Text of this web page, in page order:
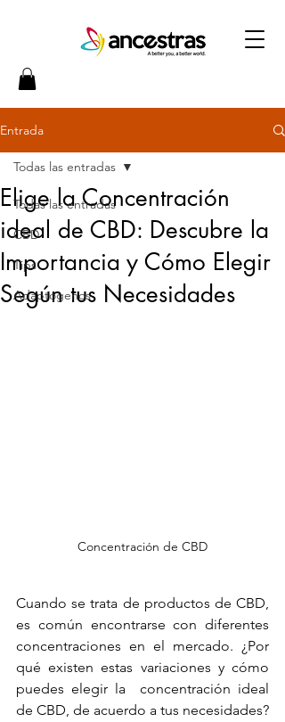
Entrada
Todas las entradas
CBD
Tips
Adaptógenos
Todas las entradas
Elige la Concentración
ideal de CBD: Descubre la
Importancia y Cómo Elegir
Según tus Necesidades
Concentración de CBD
Cuando se trata de productos de CBD,
es común encontrarse con diferentes
concentraciones en el mercado. ¿Por
qué existen estas variaciones y cómo
puedes elegir la  concentración ideal
de CBD, de acuerdo a tus necesidades?